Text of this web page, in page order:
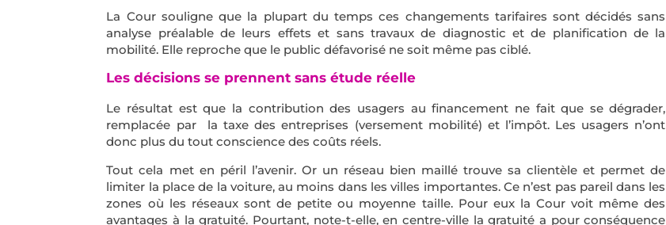
La Cour souligne que la plupart du temps ces changements tarifaires sont décidés sans
analyse préalable de leurs effets et sans travaux de diagnostic et de planification de la
mobilité. Elle reproche que le public défavorisé ne soit même pas ciblé.
Les décisions se prennent sans étude réelle
Le résultat est que la contribution des usagers au financement ne fait que se dégrader,
remplacée par la taxe des entreprises (versement mobilité) et l’impôt. Les usagers n’ont
donc plus du tout conscience des coûts réels.
Tout cela met en péril l’avenir. Or un réseau bien maillé trouve sa clientèle et permet de
limiter la place de la voiture, au moins dans les villes importantes. Ce n’est pas pareil dans les
zones où les réseaux sont de petite ou moyenne taille. Pour eux la Cour voit même des
avantages à la gratuité. Pourtant, note-t-elle, en centre-ville la gratuité a pour conséquence